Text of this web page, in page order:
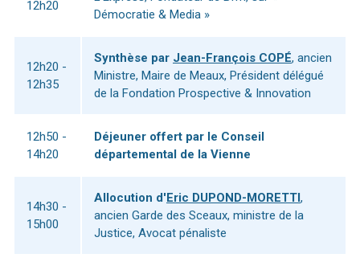
12h20
Démocratie & Media »
12h20 -
12h35
Synthèse par Jean-François COPÉ, ancien
Ministre, Maire de Meaux, Président délégué
de la Fondation Prospective & Innovation
12h50 -
14h20
Déjeuner offert par le Conseil
départemental de la Vienne
14h30 -
15h00
Allocution d'Eric DUPOND-MORETTI,
ancien Garde des Sceaux, ministre de la
Justice, Avocat pénaliste